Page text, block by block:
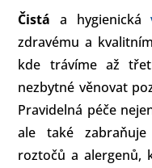
Čistá a hygienická
zdravému a
kde trávíme až
nezbytné věnovat
Pravidelná péče
ale také
roztočů a alergenů,